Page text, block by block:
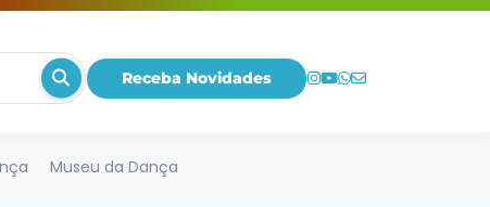
Receba Novidades
Museu da Dança